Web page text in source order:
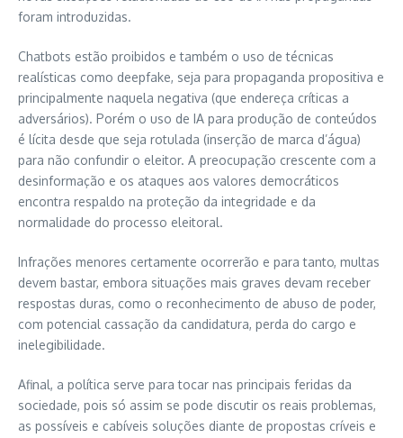
foram introduzidas.
Chatbots estão proibidos e também o uso de técnicas
realísticas como deepfake, seja para propaganda propositiva e
principalmente naquela negativa (que endereça críticas a
adversários). Porém o uso de IA para produção de conteúdos
é lícita desde que seja rotulada (inserção de marca d’água)
para não confundir o eleitor. A preocupação crescente com a
desinformação e os ataques aos valores democráticos
encontra respaldo na proteção da integridade e da
normalidade do processo eleitoral.
Infrações menores certamente ocorrerão e para tanto, multas
devem bastar, embora situações mais graves devam receber
respostas duras, como o reconhecimento de abuso de poder,
com potencial cassação da candidatura, perda do cargo e
inelegibilidade.
Afinal, a política serve para tocar nas principais feridas da
sociedade, pois só assim se pode discutir os reais problemas,
as possíveis e cabíveis soluções diante de propostas críveis e